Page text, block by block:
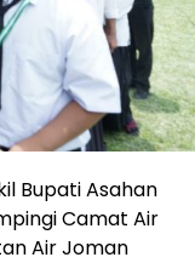
Bupati Asahan
Camat Air
Air Joman